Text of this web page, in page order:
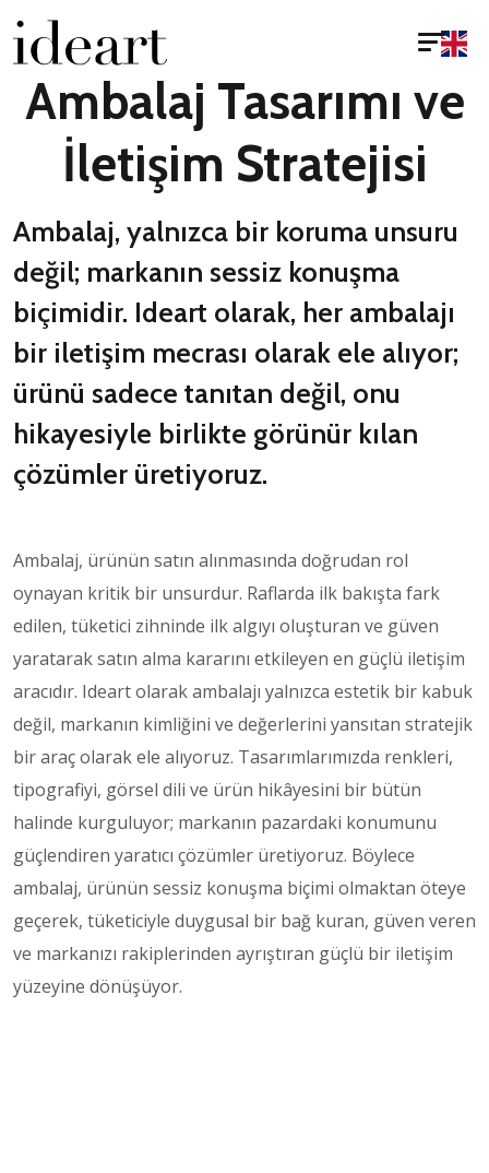
Ambalaj Tasarımı ve
İletişim Stratejisi
Ambalaj, yalnızca bir koruma unsuru
değil; markanın sessiz konuşma
biçimidir. Ideart olarak, her ambalajı
bir iletişim mecrası olarak ele alıyor;
ürünü sadece tanıtan değil, onu
hikayesiyle birlikte görünür kılan
çözümler üretiyoruz.
Ambalaj, ürünün satın alınmasında doğrudan rol
oynayan kritik bir unsurdur. Raflarda ilk bakışta fark
edilen, tüketici zihninde ilk algıyı oluşturan ve güven
yaratarak satın alma kararını etkileyen en güçlü iletişim
aracıdır. Ideart olarak ambalajı yalnızca estetik bir kabuk
değil, markanın kimliğini ve değerlerini yansıtan stratejik
bir araç olarak ele alıyoruz. Tasarımlarımızda renkleri,
tipografiyi, görsel dili ve ürün hikâyesini bir bütün
halinde kurguluyor; markanın pazardaki konumunu
güçlendiren yaratıcı çözümler üretiyoruz. Böylece
ambalaj, ürünün sessiz konuşma biçimi olmaktan öteye
geçerek, tüketiciyle duygusal bir bağ kuran, güven veren
ve markanızı rakiplerinden ayrıştıran güçlü bir iletişim
yüzeyine dönüşüyor.